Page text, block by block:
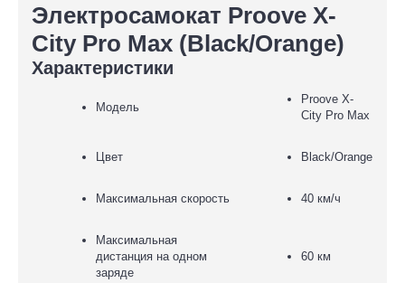
Электросамокат Proove X-
City Pro Max (Black/Orange)
Характеристики
Модель
Proove X-
City Pro Max
Цвет Black/Orange
Максимальная скорость 40 км/ч
Максимальная
дистанция на одном
заряде
60 км